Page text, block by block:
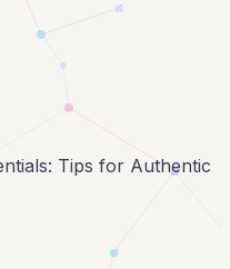
Tips for Authentic